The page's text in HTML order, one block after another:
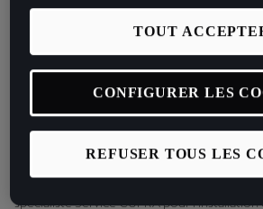
Polyvalence et élégance en tout sécurité.
une capacité de charge maximale de 75 kg. Il
essentiel pour ceux qui aiment profiter
constituent une base solide sur laquelle
d’autres accessoires, comme notre porte-
porte-surf
afin que vous puissiez laisser votre
toute sérénité. Nous vous recommandons
spécialiste Service CUPRA pour
REFUSER TOUS LES
TOUT
CONFIGURER LES